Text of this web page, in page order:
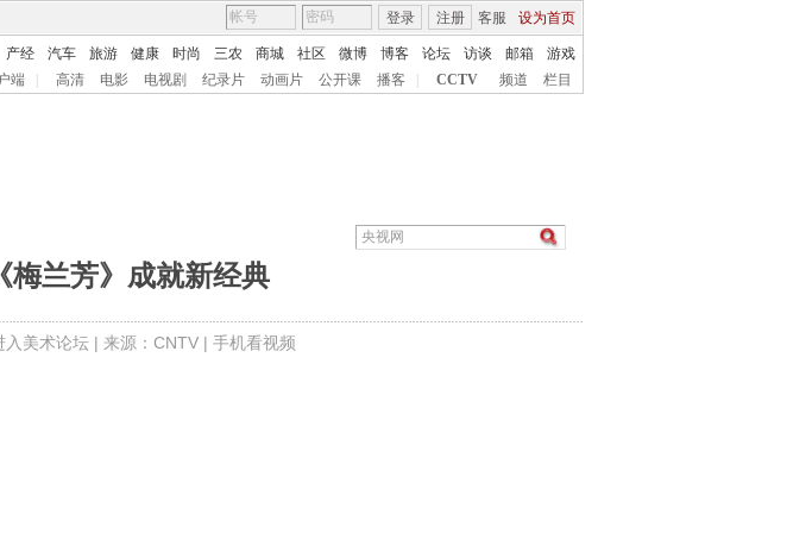
客服 设为首页
登录 注册
产经 汽车 旅游 健康 时尚 三农 商城 社区 微博 博客 论坛 访谈 邮箱
游戏
端 高清 电影 电视剧 纪录片 动画片 公开课 播客 CCTV 频道 栏目
梅兰芳》成就新经典
入美术论坛 | 来源：CNTV | 手机看视频